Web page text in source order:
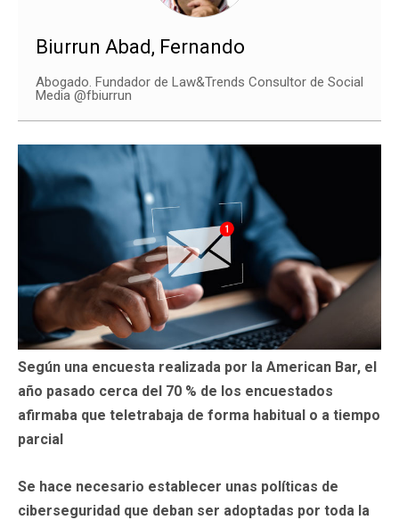
Biurrun Abad, Fernando
Abogado. Fundador de Law&Trends Consultor de Social
Media @fbiurrun
Según una encuesta realizada por la American Bar, el
año pasado cerca del 70 % de los encuestados
afirmaba que teletrabaja de forma habitual o a tiempo
parcial
Se hace necesario establecer unas políticas de
ciberseguridad que deban ser adoptadas por toda la